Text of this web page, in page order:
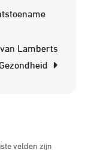
Lamberts
velden zijn